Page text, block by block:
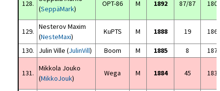
128.
(SeppäMark)
OPT-86 M 1892 87/87
129.
Nesterov Maxim
(NesteMaxi)
KuPTS M 1888 19
130. Julin Ville (JulinVill) Boom M 1885 8
131.
Mikkola Jouko
(MikkoJouk)
Wega M 1884 45